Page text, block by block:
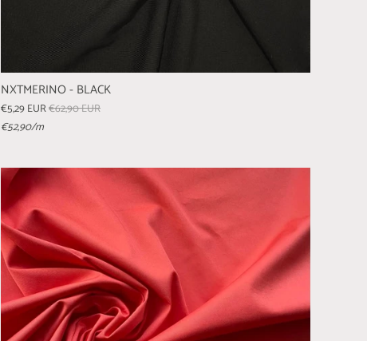
NXTMERINO - BLACK
€5,29 EUR€62,90 EUR
€52,90/m